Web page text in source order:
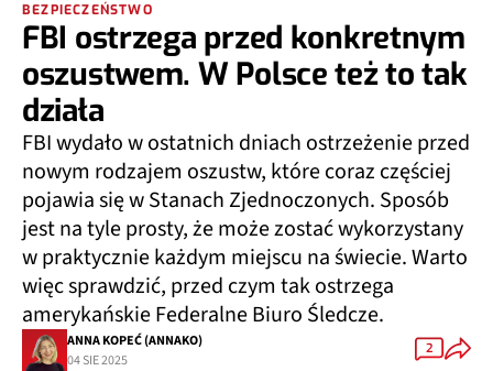
BEZPIECZEŃSTWO
FBI ostrzega przed konkretnym
oszustwem. W Polsce też to tak
działa
FBI wydało w ostatnich dniach ostrzeżenie przed
nowym rodzajem oszustw, które coraz częściej
pojawia się w Stanach Zjednoczonych. Sposób
jest na tyle prosty, że może zostać wykorzystany
w praktycznie każdym miejscu na świecie. Warto
więc sprawdzić, przed czym tak ostrzega
amerykańskie Federalne Biuro Śledcze.
ANNA KOPEĆ (ANNAKO)
04 SIE 2025
2